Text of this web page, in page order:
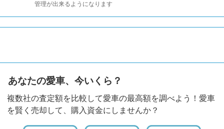
管理が出来るようになります
あなたの愛車、今いくら？
複数社の査定額を比較して愛車の最高額を調べよう！愛車
を賢く売却して、購入資金にしませんか？